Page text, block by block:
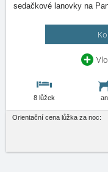
sedačkové lanovky na
8 lůžek
Orientační cena lůžka za noc: